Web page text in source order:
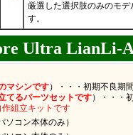
厳選した選択肢のみのモデ
す。
Ultra LianLi-
マシンです）・・・初期不良期
てるパーツセットです）・・・
組立キットです
コン本体のみ）